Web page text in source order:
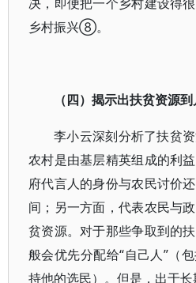
乡村振兴⑧。
（四）揭示出扶贫资源
李小云深刻分析了扶贫
农村是由基层精英组成的利
府代言人的身份与农民讨价
间；另一方面，代表农民与
贫资源。对于那些争取到的
般会优先分配给“自己人”（
持他的选民）。但是，出于